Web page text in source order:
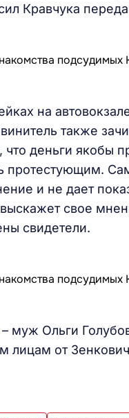
Кравчука
на
также
деньги якобы
и не дает
свое
свидетели.
муж Ольги
лицам от